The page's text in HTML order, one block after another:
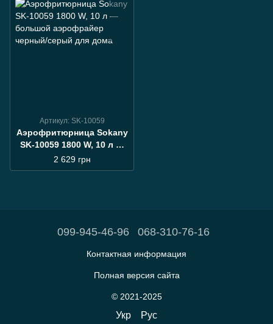
Артикул: SK-10059
Аэрофритюрница Sokany
SK-10059 1800 W, 10 л —
большой аэрофрайер
черный/серый для дома
2 629 грн
099-945-46-96 068-310-76-16
Контактная информация
Полная версия сайта
© 2021-2025
Укр Рус